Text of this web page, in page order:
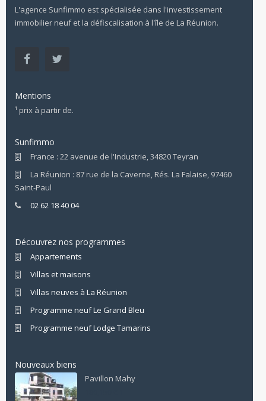
L'agence Sunfimmo est spécialisée dans l'investissement
immobilier neuf et la défiscalisation à l'île de La Réunion.
Mentions
¹ prix à partir de.
Sunfimmo
France : 22 avenue de l'Industrie, 34820 Teyran
La Réunion : 87 rue de la Caverne, Rés. La Falaise, 97460
Saint-Paul
02 62 18 40 04
Découvrez nos programmes
Appartements
Villas et maisons
Villas neuves à La Réunion
Programme neuf Le Grand Bleu
Programme neuf Lodge Tamarins
Nouveaux biens
Pavillon Mahy